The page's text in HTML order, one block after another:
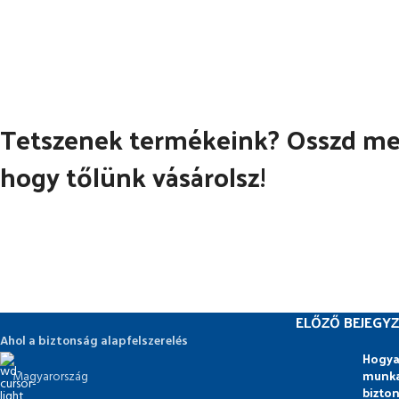
Tetszenek termékeink? Osszd
hogy tőlünk vásárolsz!
Ahol a biztonság alapfelszerelés
Magyarország
ELŐZŐ